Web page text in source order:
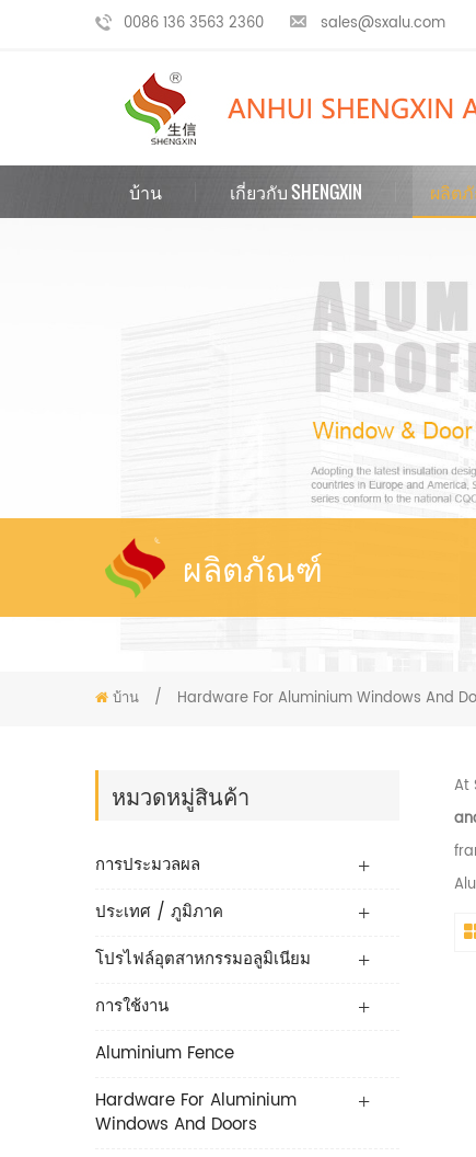
0086 136 3563 2360 sales@sxalu.com
บ้าน เกี่ยวกับ SHENGXIN ผลิต
ผลิตภัณฑ์
บ้าน / Hardware For Aluminium Windows And
หมวดหมู่สินค้า
การประมวลผล
ประเทศ / ภูมิภาค
โปรไฟล์อุตสาหกรรมอลูมิเนียม
การใช้งาน
Aluminium Fence
Hardware For Aluminium
Windows And Doors
At